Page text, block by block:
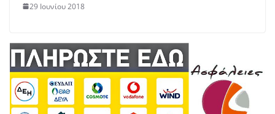
29 Ιουνίου 2018